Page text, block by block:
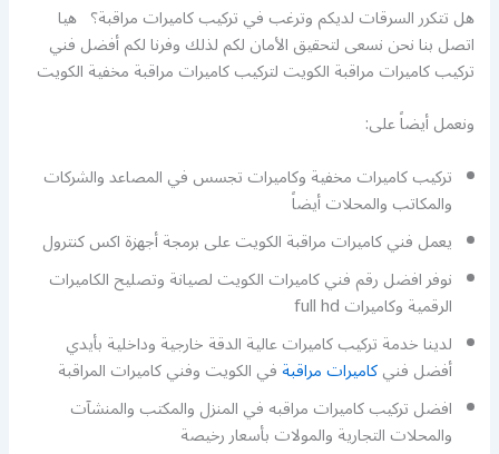
هل تتكرر السرقات لديكم وترغب في تركيب كاميرات مراقبة؟ هيا
اتصل بنا نحن نسعى لتحقيق الأمان لكم لذلك وفرنا لكم أفضل فني
تركيب كاميرات مراقبة الكويت لتركيب كاميرات مراقبة مخفية الكويت
ونعمل أيضاً على:
تركيب كاميرات مخفية وكاميرات تجسس في المصاعد والشركات
والمكاتب والمحلات أيضاً
يعمل فني كاميرات مراقبة الكويت على برمجة أجهزة اكس كنترول
نوفر افضل رقم فني كاميرات الكويت لصيانة وتصليح الكاميرات
الرقمية وكاميرات full hd
لدينا خدمة تركيب كاميرات عالية الدقة خارجية وداخلية بأيدي
أفضل فنيكاميرات مراقبةفي الكويت وفني كاميرات المراقبة
افضل تركيب كاميرات مراقبه في المنزل والمكتب والمنشآت
والمحلات التجارية والمولات بأسعار رخيصة